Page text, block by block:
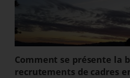
Comment se présente la
recrutements de cadres